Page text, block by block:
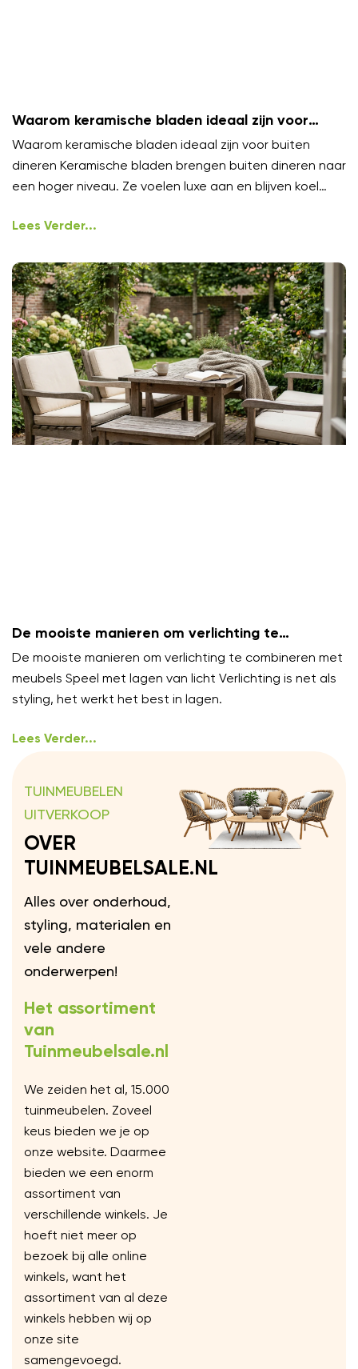
Waarom keramische bladen ideaal zijn voor
buiten dineren
Waarom keramische bladen ideaal zijn voor buiten
dineren Keramische bladen brengen buiten dineren naar
een hoger niveau. Ze voelen luxe aan en blijven koel
Lees Verder...
De mooiste manieren om verlichting te
combineren met meubels
De mooiste manieren om verlichting te combineren met
meubels Speel met lagen van licht Verlichting is net als
styling, het werkt het best in lagen.
Lees Verder...
TUINMEUBELEN
UITVERKOOP
OVER
TUINMEUBELSALE.NL
Alles over onderhoud,
styling, materialen en
vele andere
onderwerpen!
Het assortiment
van
Tuinmeubelsale.nl
We zeiden het al, 15.000
tuinmeubelen. Zoveel
keus bieden we je op
onze website. Daarmee
bieden we een enorm
assortiment van
verschillende winkels. Je
hoeft niet meer op
bezoek bij alle online
winkels, want het
assortiment van al deze
winkels hebben wij op
onze site
samengevoegd.